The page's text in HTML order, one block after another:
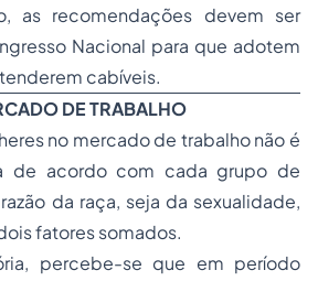
as recomendações devem ser
Nacional para que adotem
cabíveis.
DE TRABALHO
no mercado de trabalho não é
de acordo com cada grupo de
da raça, seja da sexualidade,
fatores somados.
percebe-se que em período